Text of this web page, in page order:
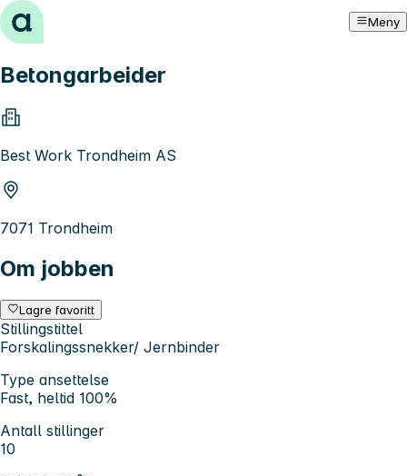
Hopp til innhold Meny
Betongarbeider
Best Work Trondheim AS
7071 Trondheim
Om jobben
Lagre favoritt
Stillingstittel
Forskalingssnekker/ Jernbinder
Type ansettelse
Fast, heltid 100%
Antall stillinger
10